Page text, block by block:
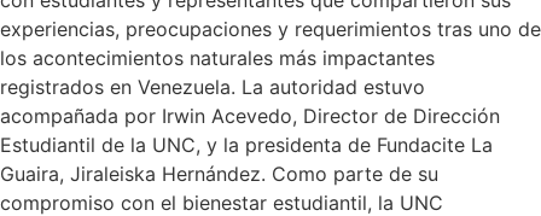
experiencias, preocupaciones y requerimientos tras uno de
los acontecimientos naturales más impactantes
registrados en Venezuela. La autoridad estuvo
acompañada por Irwin Acevedo, Director de Dirección
Estudiantil de la UNC, y la presidenta de Fundacite La
Guaira, Jiraleiska Hernández. Como parte de su
compromiso con el bienestar estudiantil, la UNC